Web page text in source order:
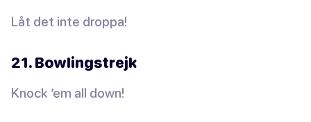
Låt det inte droppa!
21. Bowlingstrejk
Knock ’em all down!